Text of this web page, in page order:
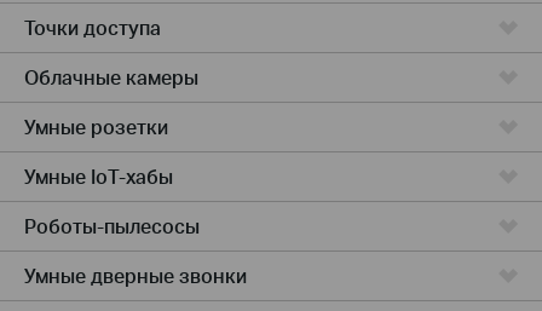
Точки доступа
Облачные камеры
Умные розетки
Умные IoT-хабы
Роботы-пылесосы
Умные дверные звонки